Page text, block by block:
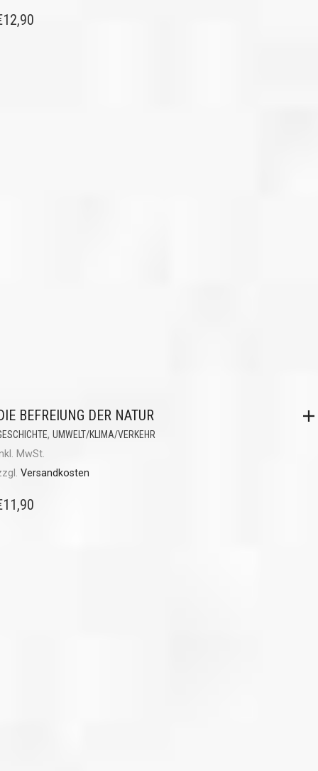
12,90
BEFREIUNG DER NATUR
, UMWELT/KLIMA/VERKEHR
MwSt.
Versandkosten
11,90